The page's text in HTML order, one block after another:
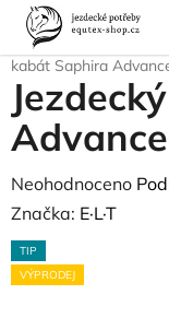
Přejít
obsah
Domů
Pro jezdce
kabát Saphira
Průměrné
hodnocení
produktu
je
Neohodnoceno
Značka: E·L·T
TIP
VÝPRODEJ